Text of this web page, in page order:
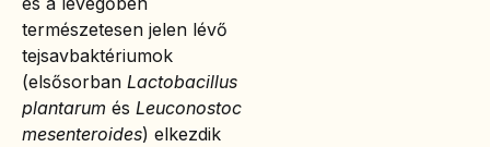
természetesen jelen lévő
tejsavbaktériumok
(elsősorban Lactobacillus
plantarum és Leuconostoc
mesenteroides) elkezdik